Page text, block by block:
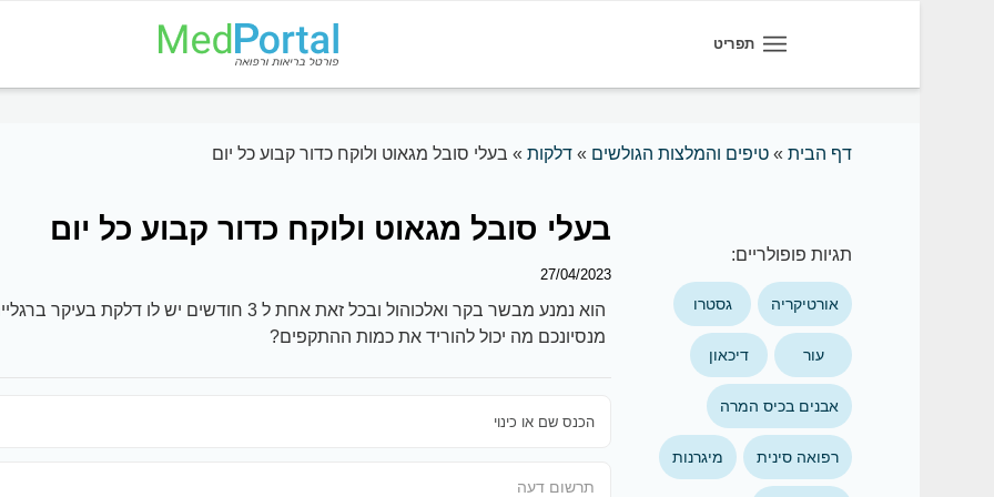
תפריט
דף הבית» טיפים והמלצות הגולשים » דלקות» בעלי סובל מגאוט ולוקח כדור קבוע כל יום
תגיות פופולריים:
אורטיקריה גסטרו
עור דיכאון
אבנים בכיס המרה
רפואה סינית מיגרנות
בעלי סובל מגאוט ולוקח כדור קבוע כל יום
27/04/2023
הוא נמנע מבשר בקר ואלכוהול ובכל זאת אחת ל 3 חודשים יש לו דלקת בעיקר ברגליים.
מנסיונכם מה יכול להוריד את כמות ההתקפים?